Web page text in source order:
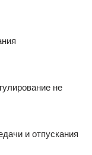
не
и отпускания